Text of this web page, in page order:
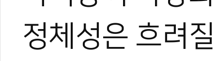
정체성은 흐려
곽택용 교수 = 용인대학교 태권도
곽택용 교수는 태권도 엘리
드컵 세계대회와 세계군인
퇴 후 국기원 태권도시범단